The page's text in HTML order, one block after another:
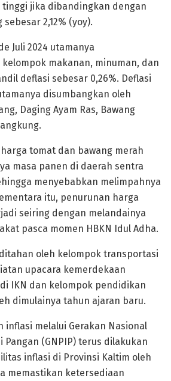
jika dibandingkan dengan
2,12% (yoy).
Juli 2024 utamanya
makanan, minuman, dan
deflasi sebesar 0,26%. Deflasi
disumbangkan oleh
Daging Ayam Ras, Bawang
tomat dan bawang merah
masa panen di daerah sentra
menyebabkan melimpahnya
itu, penurunan harga
seiring dengan melandainya
pasca momen HBKN Idul Adha.
oleh kelompok transportasi
upacara kemerdekaan
IKN dan kelompok pendidikan
dimulainya tahun ajaran baru.
inflasi melalui Gerakan Nasional
Pangan (GNPIP) terus dilakukan
inflasi di Provinsi Kaltim oleh
memastikan ketersediaan